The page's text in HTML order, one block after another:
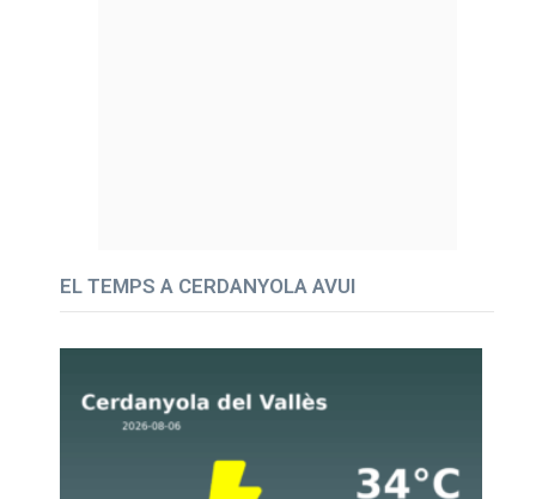
EL TEMPS A CERDANYOLA AVUI